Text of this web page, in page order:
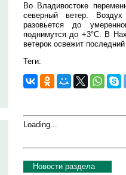
Во Владивостоке
северный ветер.
разовьется до
поднимутся до +3°C. В
ветерок освежит
Теги:
Loading...
Новости раздела